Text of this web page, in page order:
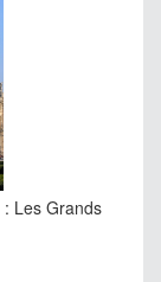
Les Grands